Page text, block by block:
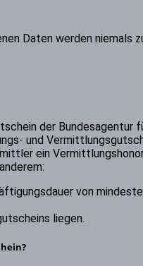
Daten werden
der Bundesagentur
und
ein
von
liegen.